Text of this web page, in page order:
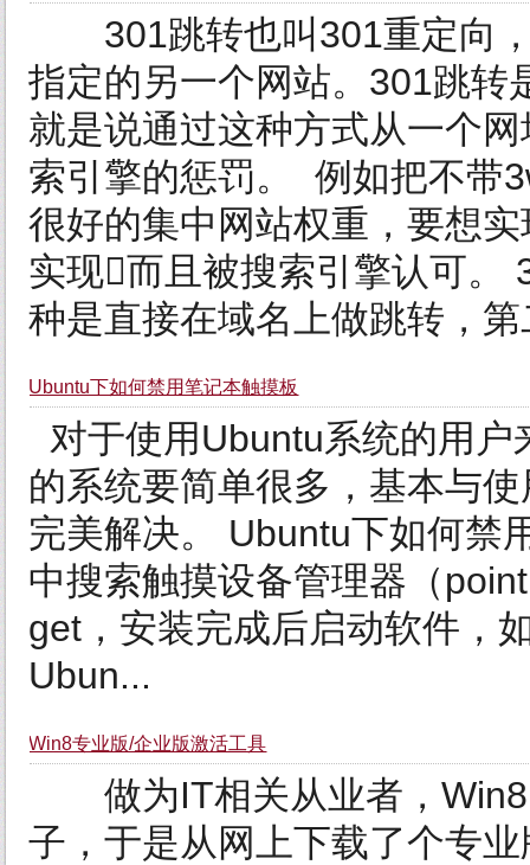
301跳转也叫301重定向，
指定的另一个网站。301跳转
就是说通过这种方式从一个
索引擎的惩罚。 例如把不带
很好的集中网站权重，要想
实现而且被搜索引擎认可。
种是直接在域名上做跳转，
Ubuntu下如何禁用笔记本触摸板
对于使用Ubuntu系统的用
的系统要简单很多，基本与
完美解决。 Ubuntu下如何禁
中搜索触摸设备管理器（
get，安装完成后启动软件，
Ubun...
Win8专业版/企业版激活工具
做为IT相关从业者，Win8
子，于是从网上下载了个专